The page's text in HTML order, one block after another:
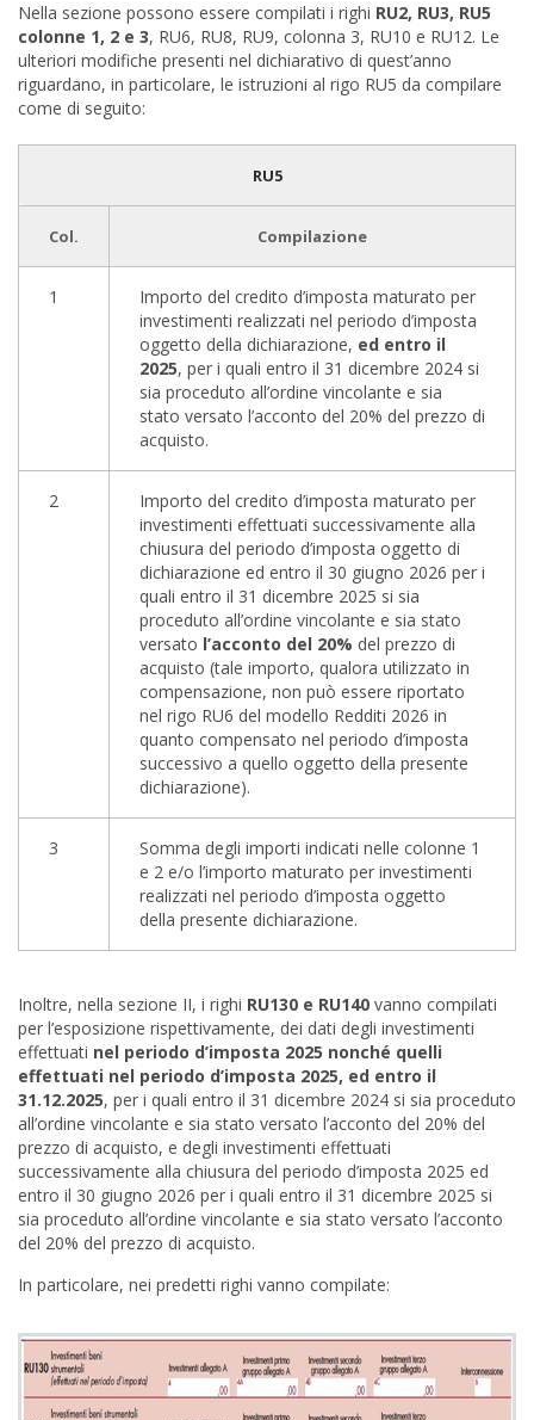
Nella sezione possono essere compilati i righi RU2, RU3, RU5
colonne 1, 2 e 3, RU6, RU8, RU9, colonna 3, RU10 e RU12. Le
ulteriori modifiche presenti nel dichiarativo di quest’anno
riguardano, in particolare, le istruzioni al rigo RU5 da compilare
come di seguito:
RU5
Col. Compilazione
1
Importo del credito d’imposta maturato per
investimenti realizzati nel periodo d’imposta
oggetto della dichiarazione, ed entro il
2025, per i quali entro il 31 dicembre 2024 si
sia proceduto all’ordine vincolante e sia
stato versato l’acconto del 20% del prezzo di
acquisto.
2
Importo del credito d’imposta maturato per
investimenti effettuati successivamente alla
chiusura del periodo d’imposta oggetto di
dichiarazione ed entro il 30 giugno 2026 per i
quali entro il 31 dicembre 2025 si sia
proceduto all’ordine vincolante e sia stato
versato l’acconto del 20% del prezzo di
acquisto (tale importo, qualora utilizzato in
compensazione, non può essere riportato
nel rigo RU6 del modello Redditi 2026 in
quanto compensato nel periodo d’imposta
successivo a quello oggetto della presente
dichiarazione).
3
Somma degli importi indicati nelle colonne 1
e 2 e/o l’importo maturato per investimenti
realizzati nel periodo d’imposta oggetto
della presente dichiarazione.
Inoltre, nella sezione II, i righi RU130 e RU140 vanno compilati
per l’esposizione rispettivamente, dei dati degli investimenti
effettuati nel periodo d’imposta 2025 nonché quelli
effettuati nel periodo d’imposta 2025, ed entro il
31.12.2025, per i quali entro il 31 dicembre 2024 si sia proceduto
all’ordine vincolante e sia stato versato l’acconto del 20% del
prezzo di acquisto, e degli investimenti effettuati
successivamente alla chiusura del periodo d’imposta 2025 ed
entro il 30 giugno 2026 per i quali entro il 31 dicembre 2025 si
sia proceduto all’ordine vincolante e sia stato versato l’acconto
del 20% del prezzo di acquisto.
In particolare, nei predetti righi vanno compilate: